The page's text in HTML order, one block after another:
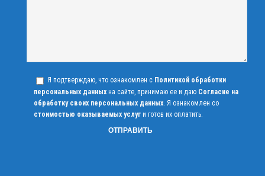
Я подтверждаю, что ознакомлен с Политикой обработки
персональных данных на сайте, принимаю ее и даю Согласие на
обработку своих персональных данных . Я ознакомлен со
стоимостью оказываемых услуг и готов их оплатить.